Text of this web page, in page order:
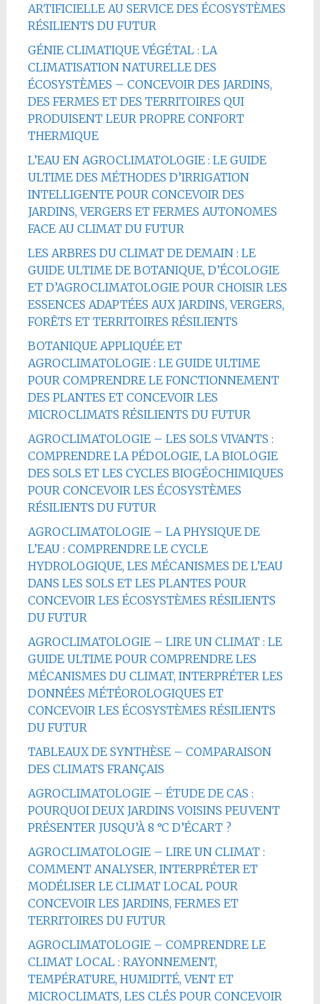
ARTIFICIELLE AU SERVICE DES ÉCOSYSTÈMES
RÉSILIENTS DU FUTUR
GÉNIE CLIMATIQUE VÉGÉTAL : LA
CLIMATISATION NATURELLE DES
ÉCOSYSTÈMES – CONCEVOIR DES JARDINS,
DES FERMES ET DES TERRITOIRES QUI
PRODUISENT LEUR PROPRE CONFORT
THERMIQUE
L’EAU EN AGROCLIMATOLOGIE : LE GUIDE
ULTIME DES MÉTHODES D’IRRIGATION
INTELLIGENTE POUR CONCEVOIR DES
JARDINS, VERGERS ET FERMES AUTONOMES
FACE AU CLIMAT DU FUTUR
LES ARBRES DU CLIMAT DE DEMAIN : LE
GUIDE ULTIME DE BOTANIQUE, D’ÉCOLOGIE
ET D’AGROCLIMATOLOGIE POUR CHOISIR LES
ESSENCES ADAPTÉES AUX JARDINS, VERGERS,
FORÊTS ET TERRITOIRES RÉSILIENTS
BOTANIQUE APPLIQUÉE ET
AGROCLIMATOLOGIE : LE GUIDE ULTIME
POUR COMPRENDRE LE FONCTIONNEMENT
DES PLANTES ET CONCEVOIR LES
MICROCLIMATS RÉSILIENTS DU FUTUR
AGROCLIMATOLOGIE – LES SOLS VIVANTS :
COMPRENDRE LA PÉDOLOGIE, LA BIOLOGIE
DES SOLS ET LES CYCLES BIOGÉOCHIMIQUES
POUR CONCEVOIR LES ÉCOSYSTÈMES
RÉSILIENTS DU FUTUR
AGROCLIMATOLOGIE – LA PHYSIQUE DE
L’EAU : COMPRENDRE LE CYCLE
HYDROLOGIQUE, LES MÉCANISMES DE L’EAU
DANS LES SOLS ET LES PLANTES POUR
CONCEVOIR LES ÉCOSYSTÈMES RÉSILIENTS
DU FUTUR
AGROCLIMATOLOGIE – LIRE UN CLIMAT : LE
GUIDE ULTIME POUR COMPRENDRE LES
MÉCANISMES DU CLIMAT, INTERPRÉTER LES
DONNÉES MÉTÉOROLOGIQUES ET
CONCEVOIR LES ÉCOSYSTÈMES RÉSILIENTS
DU FUTUR
TABLEAUX DE SYNTHÈSE – COMPARAISON
DES CLIMATS FRANÇAIS
AGROCLIMATOLOGIE – ÉTUDE DE CAS :
POURQUOI DEUX JARDINS VOISINS PEUVENT
PRÉSENTER JUSQU’À 8 °C D’ÉCART ?
AGROCLIMATOLOGIE – LIRE UN CLIMAT :
COMMENT ANALYSER, INTERPRÉTER ET
MODÉLISER LE CLIMAT LOCAL POUR
CONCEVOIR LES JARDINS, FERMES ET
TERRITOIRES DU FUTUR
AGROCLIMATOLOGIE – COMPRENDRE LE
CLIMAT LOCAL : RAYONNEMENT,
TEMPÉRATURE, HUMIDITÉ, VENT ET
MICROCLIMATS, LES CLÉS POUR CONCEVOIR